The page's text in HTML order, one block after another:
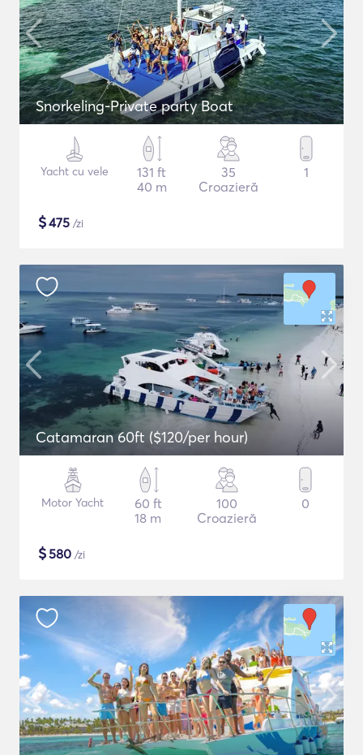
Snorkeling-Private party Boat
Yacht cu vele
131 ft
40 m
35
Croazieră
1
$475 /zi
Catamaran 60ft ($120/per hour)
Motor Yacht
60 ft
18 m
100
Croazieră
0
$580 /zi